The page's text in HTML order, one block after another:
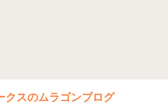
クスのムラゴンブログ